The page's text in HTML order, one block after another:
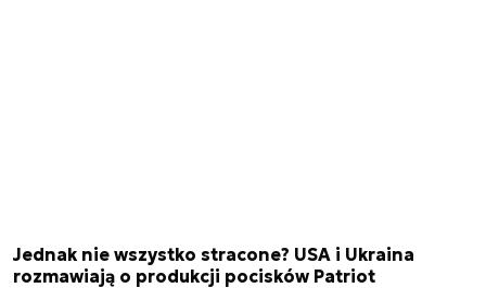
Jednak nie wszystko stracone? USA i Ukraina
rozmawiają o produkcji pocisków Patriot